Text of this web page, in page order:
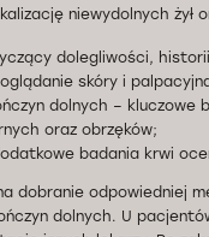
niewydolnych żył
dolegliwości,
skóry i
dolnych –
oraz obrzęków;
badania krwi
dobranie odpowiedniej
dolnych. U